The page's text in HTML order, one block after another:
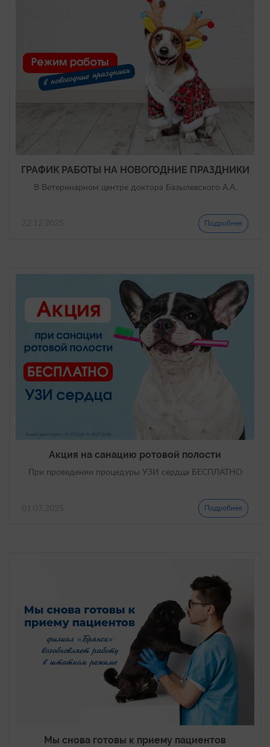
ГРАФИК РАБОТЫ НА НОВОГОДНИЕ ПРАЗДНИКИ
В Ветеринарном центре доктора Базылевского А.А.
Подробнее
Акция на санацию ротовой полости
При проведении процедуры УЗИ сердца БЕСПЛАТНО
Подробнее
Мы снова готовы к приему пациентов